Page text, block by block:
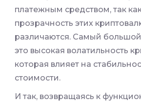
платежным средством, так
прозрачность этих
различаются. Самый
это высокая волатильность
которая влияет на
стоимости.
И так, возвращаясь к